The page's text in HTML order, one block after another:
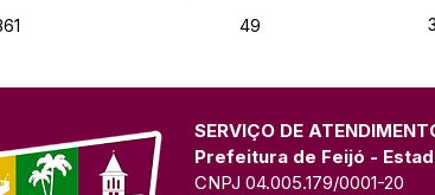
49
SERVIÇO DE
Prefeitura de Feijó -
CNPJ 04.005.179/0001-20